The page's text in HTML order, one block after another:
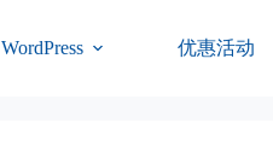
WordPress 优惠活动